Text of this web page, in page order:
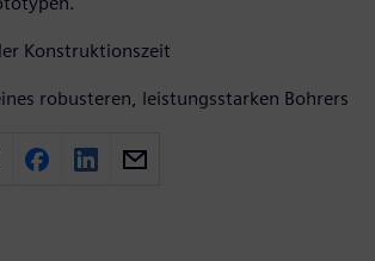
Konstruktionszeit
robusteren, leistungsstarken Bohrers